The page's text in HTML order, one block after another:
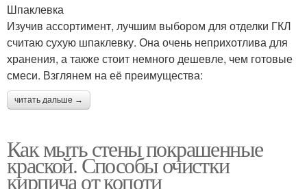
Шпаклевка
Изучив ассортимент, лучшим выбором для отделки ГКЛ
считаю сухую шпаклевку. Она очень неприхотлива для
хранения, а также стоит немного дешевле, чем готовые
смеси. Взглянем на её преимущества:
читать дальше →
Как мыть стены покрашенные
краской. Способы очистки
кирпича от копоти